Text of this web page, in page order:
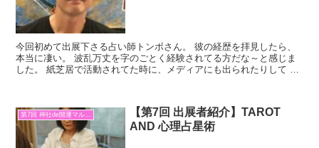
今回初めて出展下さる占い師トンボさん。 彼の経歴を拝見したら、
本当に凄い。 波乱万丈を字のごとく経験されてる方だな～と感じま
した。 紙芝居で活動されてた時に、メディアにも出られたりして お
第7回 神社de開運マルシェ
【第7回 出展者紹介】TAROT
AND 心理占星術